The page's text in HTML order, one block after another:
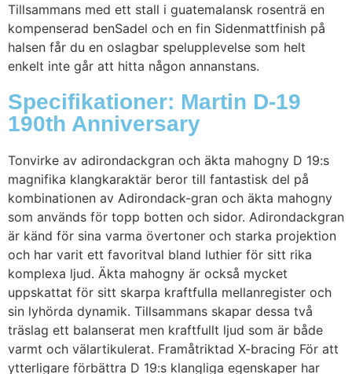
Tillsammans med ett stall i guatemalansk rosenträ en
kompenserad benSadel och en fin Sidenmattfinish på
halsen får du en oslagbar spelupplevelse som helt
enkelt inte går att hitta någon annanstans.
Specifikationer: Martin D-19
190th Anniversary
Tonvirke av adirondackgran och äkta mahogny D 19:s
magnifika klangkaraktär beror till fantastisk del på
kombinationen av Adirondack-gran och äkta mahogny
som används för topp botten och sidor. Adirondackgran
är känd för sina varma övertoner och starka projektion
och har varit ett favoritval bland luthier för sitt rika
komplexa ljud. Äkta mahogny är också mycket
uppskattat för sitt skarpa kraftfulla mellanregister och
sin lyhörda dynamik. Tillsammans skapar dessa två
träslag ett balanserat men kraftfullt ljud som är både
varmt och välartikulerat. Framåtriktad X-bracing För att
ytterligare förbättra D 19:s klangliga egenskaper har